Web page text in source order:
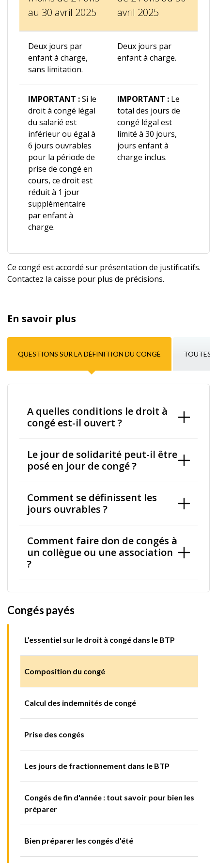
au 30 avril 2025
avril 2025
Deux jours par
enfant à charge,
sans limitation.
Deux jours par
enfant à charge.
IMPORTANT :Si le
droit à congé légal
du salarié est
inférieur ou égal à
6 jours ouvrables
pour la période de
prise de congé en
cours, ce droit est
réduit à 1 jour
supplémentaire
par enfant à
charge.
IMPORTANT : Le
total des jours de
congé légal est
limité à 30 jours,
jours enfant à
charge inclus.
Ce congé est accordé sur présentation de justificatifs.
Contactez la caisse pour plus de précisions.
En savoir plus
QUESTIONS SUR LA DÉFINITION DU CONGÉ TOUTES
A quelles conditions le droit à
congé est-il ouvert ?
Le jour de solidarité peut-il être
posé en jour de congé ?
Comment se définissent les
jours ouvrables ?
Comment faire don de congés à
un collègue ou une association
?
Congés payés
L’essentiel sur le droit à congé dans le BTP
Composition du congé
Calcul des indemnités de congé
Prise des congés
Les jours de fractionnement dans le BTP
Congés de fin d'année : tout savoir pour bien les
préparer
Bien préparer les congés d'été